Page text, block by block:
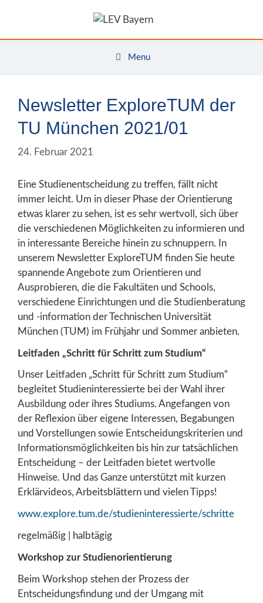
Menu
Newsletter ExploreTUM der
TU München 2021/01
24. Februar 2021
Eine Studienentscheidung zu treffen, fällt nicht
immer leicht. Um in dieser Phase der Orientierung
etwas klarer zu sehen, ist es sehr wertvoll, sich über
die verschiedenen Möglichkeiten zu informieren und
in interessante Bereiche hinein zu schnuppern. In
unserem Newsletter ExploreTUM finden Sie heute
spannende Angebote zum Orientieren und
Ausprobieren, die die Fakultäten und Schools,
verschiedene Einrichtungen und die Studienberatung
und -infor­mation der Technischen Universität
München (TUM) im Frühjahr und Sommer anbieten.
Leitfaden „Schritt für Schritt zum Studium“
Unser Leitfaden „Schritt für Schritt zum Studium“
begleitet Studieninteressierte bei der Wahl ihrer
Ausbildung oder ihres Studiums. Angefangen von
der Reflexion über eigene Interessen, Begabungen
und Vorstellungen sowie Entscheidungskriterien und
Informationsmöglichkeiten bis hin zur tatsächlichen
Entscheidung – der Leitfaden bietet wertvolle
Hinweise. Und das Ganze unterstützt mit kurzen
Erklärvideos, Arbeitsblättern und vielen Tipps!
www.explore.tum.de/studieninteressierte/schritte
regelmäßig | halbtägig
Workshop zur Studienorientierung
Beim Workshop stehen der Prozess der
Entscheidungsfindung und der Umgang mit